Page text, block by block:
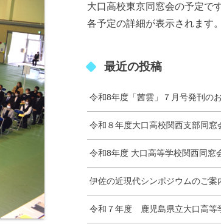
大口高校東京同窓会の予定で
各予定の詳細が表示されます。
最近の投稿
令和8年度「茜雲」７月号発刊の
令和８年度大口高校関西支部同窓
令和8年度 大口高等学校関西同窓
伊佐の近現代シンポジウムのご案
令和７年度 鹿児島県立大口高等